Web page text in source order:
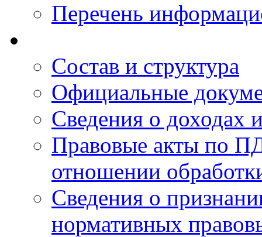
Перечень
Состав и структура
Официальные
Сведения о доходах
Правовые акты по
отношении
Сведения о
нормативных